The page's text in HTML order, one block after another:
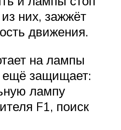
них, зажжёт
движения.
на лампы
ещё защищает:
лампу
F1, поиск